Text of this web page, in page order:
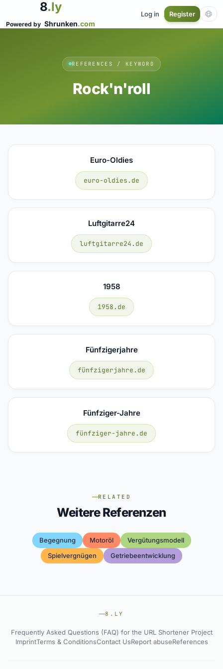
8.ly
Powered by Shrunken.com
Log in Register
REFERENCES / KEYWORD
Rock'n'roll
Euro-Oldies
euro-oldies.de
Luftgitarre24
luftgitarre24.de
1958
1958.de
Fünfzigerjahre
fünfzigerjahre.de
Fünfziger-Jahre
fünfziger-jahre.de
RELATED
Weitere Referenzen
Begegnung Motoröl
Vergütungsmodell
Spielvergnügen
Getriebeentwicklung
8.LY
Frequently Asked Questions (FAQ) for the URL Shortener Project
ImprintTerms & ConditionsContact UsReport abuseReferences